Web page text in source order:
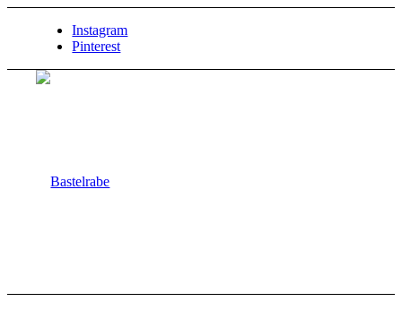
Instagram
Pinterest